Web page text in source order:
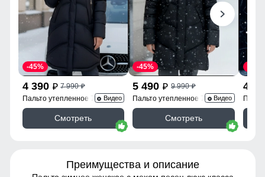
4 390 p 7 990p
-45%
Пальто утепленное 7747Ch
Видео
Смотреть
5 490 p 9 990p
-45%
Пальто утепленное 7745Ch
Видео
Смотреть
4
Преимущества и описание